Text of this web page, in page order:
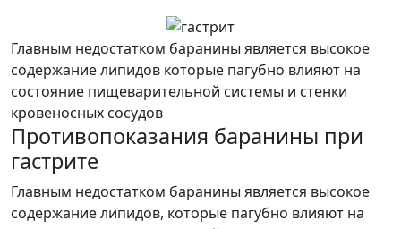
Главным недостатком баранины является высокое
содержание липидов которые пагубно влияют на
состояние пищеварительной системы и стенки
кровеносных сосудов
Противопоказания баранины при
гастрите
Главным недостатком баранины является высокое
содержание липидов, которые пагубно влияют на